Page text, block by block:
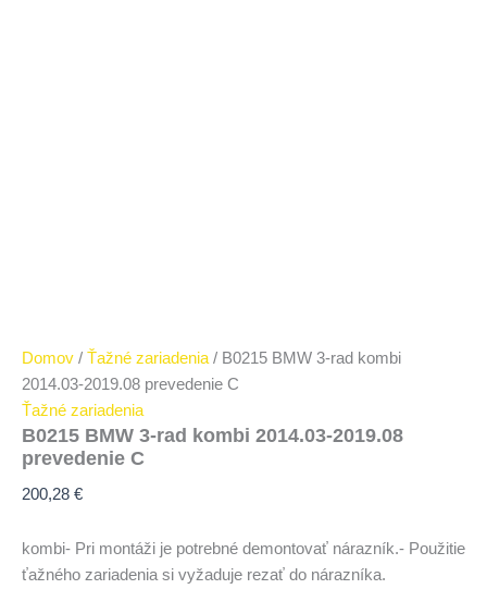
Domov / Ťažné zariadenia/ B0215 BMW 3-rad kombi
2014.03-2019.08 prevedenie C
Ťažné zariadenia
B0215 BMW 3-rad kombi 2014.03-2019.08
prevedenie C
200,28 €
kombi- Pri montáži je potrebné demontovať nárazník.- Použitie
ťažného zariadenia si vyžaduje rezať do nárazníka.